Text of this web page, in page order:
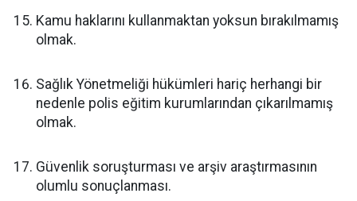
Kamu haklarını kullanmaktan yoksun bırakılmamış
olmak.
Sağlık Yönetmeliği hükümleri hariç herhangi bir
nedenle polis eğitim kurumlarından çıkarılmamış
olmak.
Güvenlik soruşturması ve arşiv araştırmasının
olumlu sonuçlanması.